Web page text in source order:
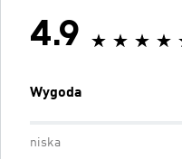
4.9
Wygoda
niska